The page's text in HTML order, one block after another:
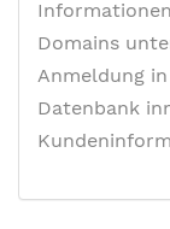
Domains
Anmeldung
Datenbank